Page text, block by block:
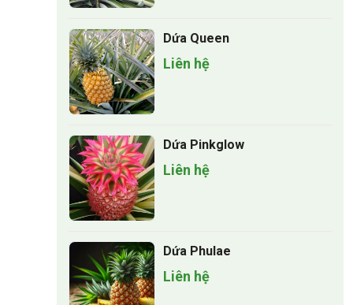
Dứa Queen
Liên hệ
Dứa Pinkglow
Liên hệ
Dứa Phulae
Liên hệ